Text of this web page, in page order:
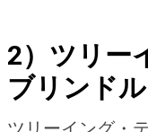
2）ツリー
ブリンドル